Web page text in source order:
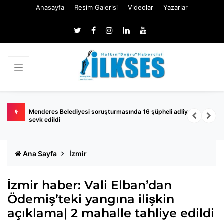
Anasayfa Resim Galerisi Videolar Yazarlar
Menderes Belediyesi soruşturmasında 16 şüpheli adliyeye
sevk edildi
Ana Sayfa İzmir
İzmir haber: Vali Elban’dan
Ödemiş’teki yangına ilişkin
açıklama| 2 mahalle tahliye edildi